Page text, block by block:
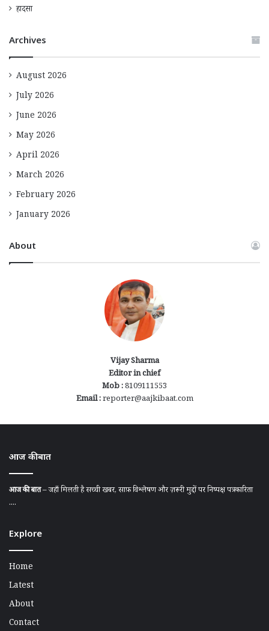
हादसा
Archives
August 2026
July 2026
June 2026
May 2026
April 2026
March 2026
February 2026
January 2026
About
Vijay Sharma
Editor in chief
Mob :8109111553
Email :reporter@aajkibaat.com
आज की बात
आज की बात– जहाँ मिलती है सच्ची खबर, साफ़ विश्लेषण और ज़रूरी मुद्दों पर निष्पक्ष पत्रकारिता
....
Explore
Home
Latest
About
Contact